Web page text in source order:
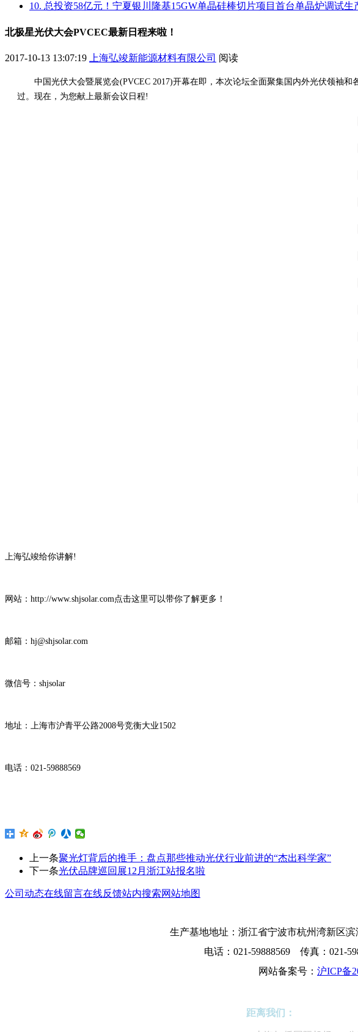
10. 总投资58亿元！宁夏银川隆基15GW单晶硅棒切片项目首台单晶炉调试生
北极星光伏大会PVCEC最新日程来啦！
2017-10-13 13:07:19 上海弘竣新能源材料有限公司 阅读
中国光伏大会暨展览会(PVCEC 2017)开幕在即，本次论坛全面聚集国内外光伏领袖
过。现在，为您献上最新会议日程!
上海弘竣给你讲解!
网站： http://www.shjsolar.com 点击这里可以带你了解更多！
邮箱： hj@shjsolar.com
微信号： shjsolar
地址：上海市沪青平公路2008号竞衡大业1502
电话： 021-59888569
上一条聚光灯背后的推手：盘点那些推动光伏行业前进的“杰出科学家”
下一条光伏品牌巡回展12月浙江站报名啦
公司动态在线留言在线反馈站内搜索网站地图
生产基地地址：浙江省宁波市杭州湾新区
电话：021-59888569 传真：021-
网站备案号： 沪ICP备
距离我们：